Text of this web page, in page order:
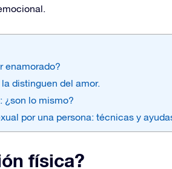
enamorado?
distinguen del amor.
¿son lo mismo?
por una persona: técnicas y
física?